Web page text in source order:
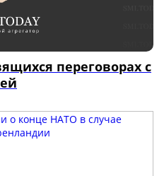
переговорах с